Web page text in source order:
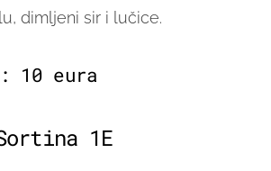
dimljeni sir i lučice.
10 eura
1E